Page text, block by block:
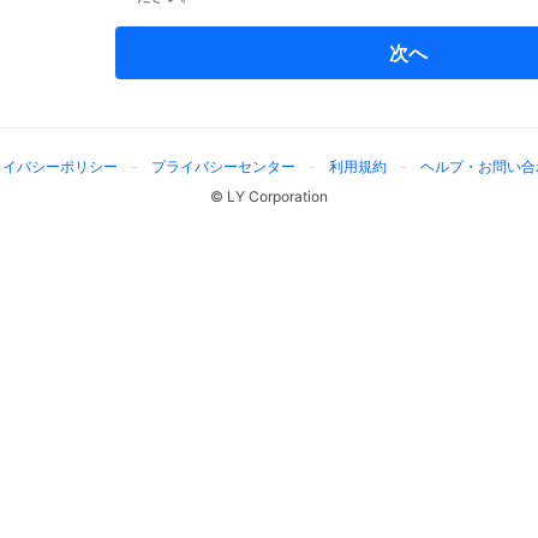
次へ
バシーポリシー プライバシーセンター 利用規約
ヘルプ・お問い
© LY Corporation